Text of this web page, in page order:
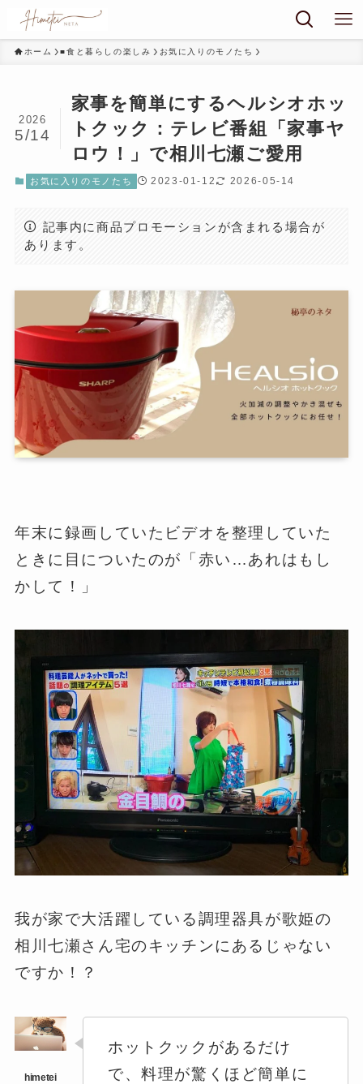
ホーム ■食と暮らしの楽しみ お気に入りのモノたち
家事を簡単にするヘルシオホッ
トクック：テレビ番組「家事ヤ
ロウ！」で相川七瀬ご愛用
2026
5/14
お気に入りのモノたち 2023-01-12 2026-05-14
記事内に商品プロモーションが含まれる場合が
あります。
年末に録画していたビデオを整理していた
ときに目についたのが「赤い…あれはもし
かして！」
我が家で大活躍している調理器具が歌姫の
相川七瀬さん宅のキッチンにあるじゃない
ですか！？
ホットクックがあるだけ
で、料理が驚くほど簡単に